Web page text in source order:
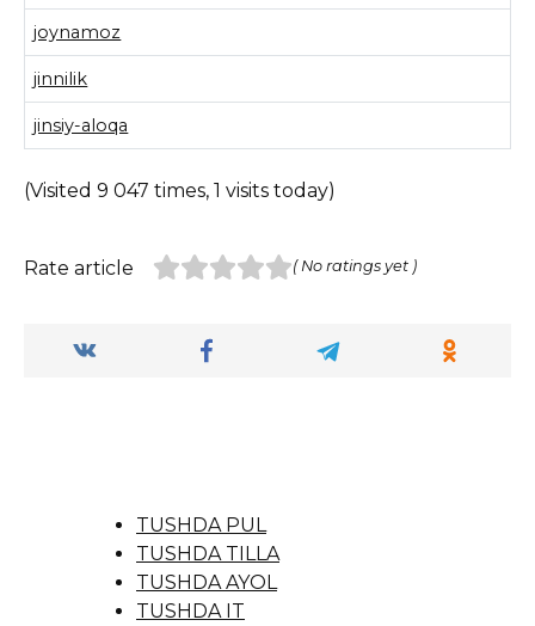
joynamoz
jinnilik
jinsiy-aloqa
(Visited 9 047 times, 1 visits today)
Rate article ( No ratings yet )
TUSHDA PUL
TUSHDA TILLA
TUSHDA AYOL
TUSHDA IT